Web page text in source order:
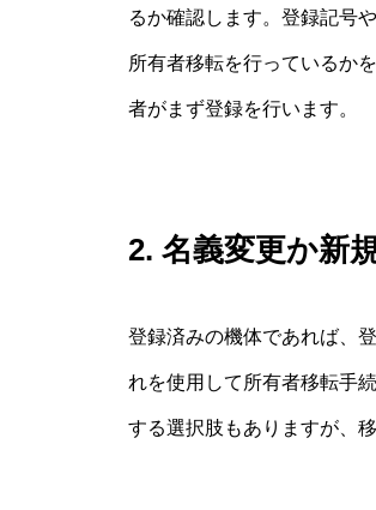
るか確認します。登録記号
所有者移転を行っているか
者がまず登録を行います。
2. 名義変更か新
登録済みの機体であれば、
れを使用して所有者移転手
する選択肢もありますが、